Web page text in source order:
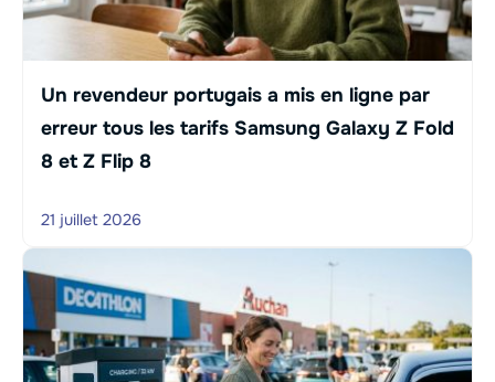
Un revendeur portugais a mis en ligne par
erreur tous les tarifs Samsung Galaxy Z Fold
8 et Z Flip 8
21 juillet 2026